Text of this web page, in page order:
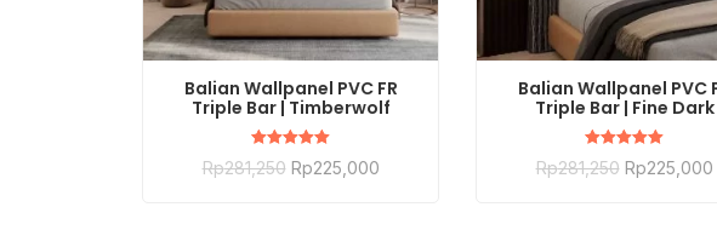
BELI SEKARANG
Balian Wallpanel PVC FR
Triple Bar | Timberwolf
Dinilai
5.00
Rp281,250 Rp225,000
BELI SEKARANG
Balian Wallpanel PVC
Triple Bar | Fine Dark
Dinilai
5.00
Rp281,250 Rp225,000